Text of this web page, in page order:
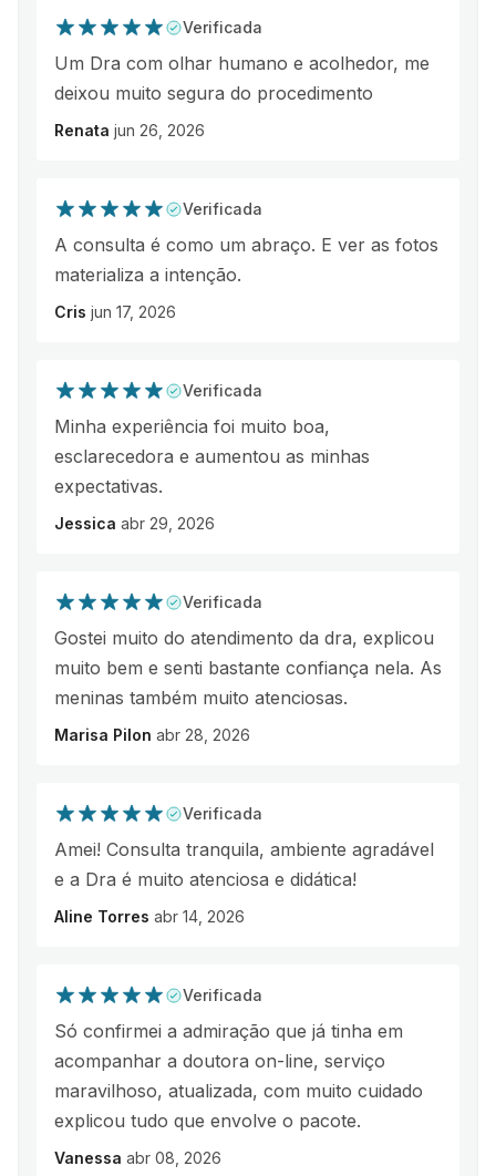
Verificada
Um Dra com olhar humano e acolhedor, me
deixou muito segura do procedimento
Renata jun 26, 2026
Verificada
A consulta é como um abraço. E ver as fotos
materializa a intenção.
Cris jun 17, 2026
Verificada
Minha experiência foi muito boa,
esclarecedora e aumentou as minhas
expectativas.
Jessica abr 29, 2026
Verificada
Gostei muito do atendimento da dra, explicou
muito bem e senti bastante confiança nela. As
meninas também muito atenciosas.
Marisa Pilon abr 28, 2026
Verificada
Amei! Consulta tranquila, ambiente agradável
e a Dra é muito atenciosa e didática!
Aline Torres abr 14, 2026
Verificada
Só confirmei a admiração que já tinha em
acompanhar a doutora on-line, serviço
maravilhoso, atualizada, com muito cuidado
explicou tudo que envolve o pacote.
Vanessa abr 08, 2026